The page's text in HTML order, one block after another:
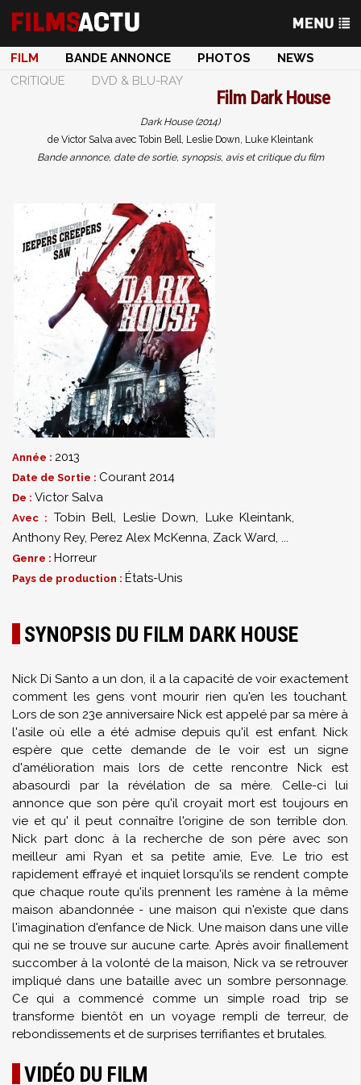
FILM BANDE ANNONCE PHOTOS
NEWS
CRITIQUE
DVD & BLU-RAY
Film Dark House
Dark House (2014)
de Victor Salva avec Tobin Bell, Leslie Down, Luke Kleintank
Bande annonce, date de sortie, synopsis, avis et critique du film
Année : 2013
Date de Sortie : Courant 2014
De : Victor Salva
Avec : Tobin Bell, Leslie Down, Luke Kleintank,
Anthony Rey, Perez Alex McKenna, Zack Ward, ...
Genre : Horreur
Pays de production : États-Unis
SYNOPSIS DU FILM DARK HOUSE
Nick Di Santo a un don, il a la capacité de voir exactement
comment les gens vont mourir rien qu'en les touchant.
Lors de son 23e anniversaire Nick est appelé par sa mère à
l'asile où elle a été admise depuis qu'il est enfant. Nick
espère que cette demande de le voir est un signe
d'amélioration mais lors de cette rencontre Nick est
abasourdi par la révélation de sa mère. Celle-ci lui
annonce que son père qu'il croyait mort est toujours en
vie et qu' il peut connaître l'origine de son terrible don.
Nick part donc à la recherche de son père avec son
meilleur ami Ryan et sa petite amie, Eve. Le trio est
rapidement effrayé et inquiet lorsqu'ils se rendent compte
que chaque route qu'ils prennent les ramène à la même
maison abandonnée - une maison qui n'existe que dans
l'imagination d'enfance de Nick. Une maison dans une ville
qui ne se trouve sur aucune carte. Après avoir finallement
succomber à la volonté de la maison, Nick va se retrouver
impliqué dans une bataille avec un sombre personnage.
Ce qui a commencé comme un simple road trip se
transforme bientôt en un voyage rempli de terreur, de
rebondissements et de surprises terrifiantes et brutales.
VIDÉO DU FILM